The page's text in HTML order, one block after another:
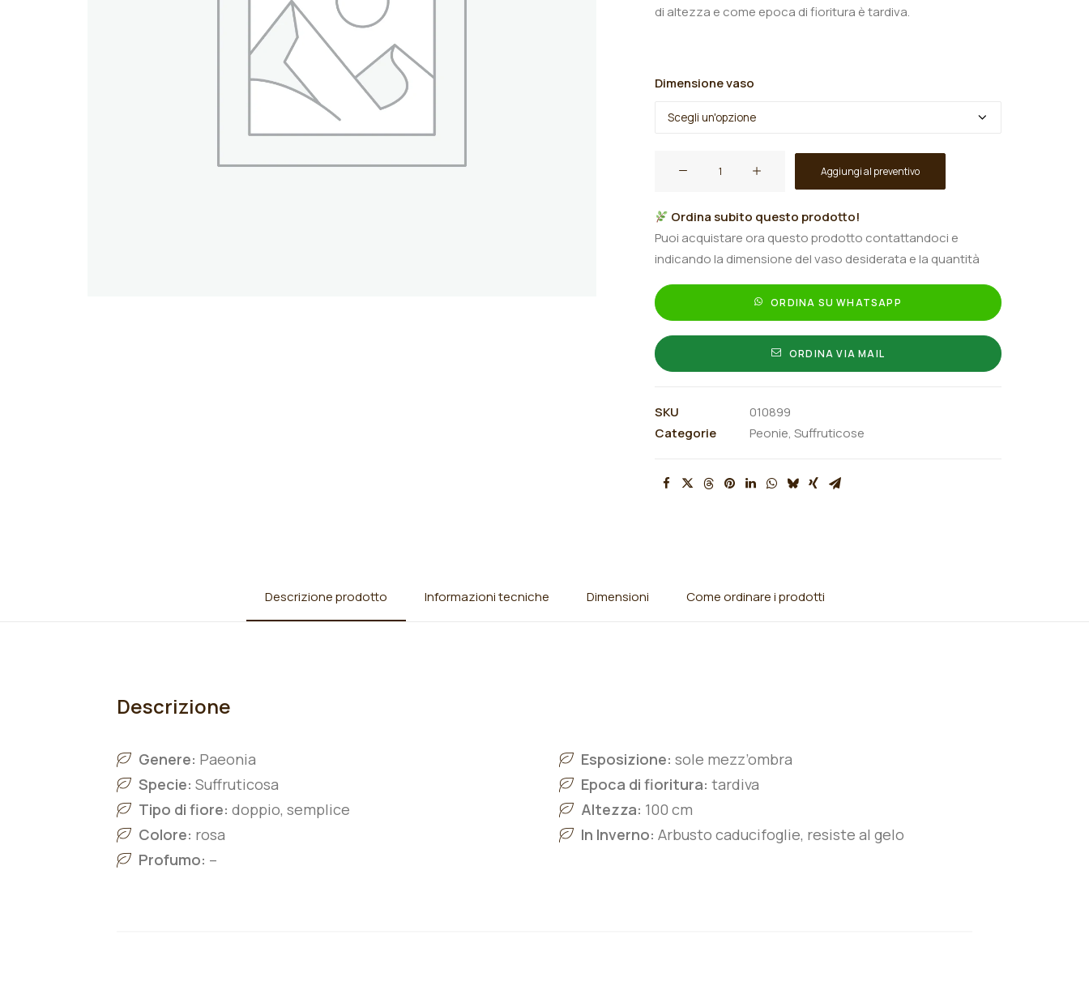
di altezza e come epoca di fioritura è tardiva.
Dimensione vaso
Hua
Luo
Han"
2-
3
quantità
Aggiungi al preventivo
Ordina subito questo prodotto!
Puoi acquistare ora questo prodotto contattandoci e
indicando la dimensione del vaso desiderata e la quantità
ORDINA SU WHATSAPP
ORDINA VIA MAIL
SKU
010899
Categorie
Peonie, Suffruticose
Descrizione prodotto Informazioni tecniche Dimensioni Come ordinare i prodotti
Descrizione
Genere: Paeonia
Specie: Suffruticosa
Tipo di fiore: doppio, semplice
Colore: rosa
Profumo: –
Esposizione: sole mezz’ombra
Epoca di fioritura: tardiva
Altezza: 100 cm
In Inverno: Arbusto caducifoglie, resiste al gelo